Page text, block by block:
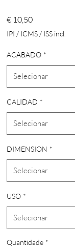
€ 10,50Preço
IPI / ICMS / ISS incl.
ACABADO *
Selecionar
CALIDAD *
Selecionar
DIMENSION *
Selecionar
USO *
Selecionar
Quantidade *